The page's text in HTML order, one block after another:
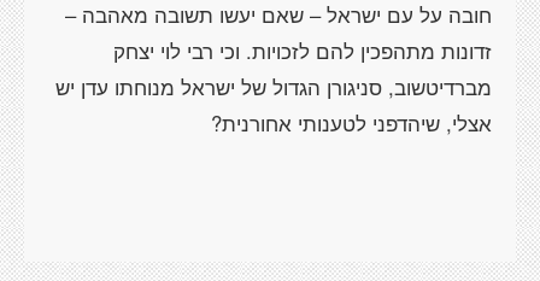
חובה על עם ישראל – שאם יעשו תשובה מאהבה –
זדונות מתהפכין להם לזכויות. וכי רבי לוי יצחק
מברדיטשוב, סניגורן הגדול של ישראל מנוחתו עדן יש
אצלי, שיהדפני לטענותי אחורנית?